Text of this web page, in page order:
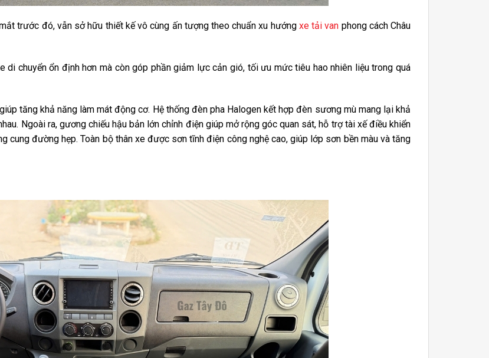
trước đó, vẫn sở hữu thiết kế vô cùng ấn tượng theo chuẩn xu hướng xe tải van phong cách Châu
di chuyển ổn định hơn mà còn góp phần giảm lực cản gió, tối ưu mức tiêu hao nhiên liệu trong quá
tăng khả năng làm mát động cơ. Hệ thống đèn pha Halogen kết hợp đèn sương mù mang lại khả
Ngoài ra, gương chiếu hậu bản lớn chỉnh điện giúp mở rộng góc quan sát, hỗ trợ tài xế điều khiển
cung đường hẹp. Toàn bộ thân xe được sơn tĩnh điện công nghệ cao, giúp lớp sơn bền màu và tăng